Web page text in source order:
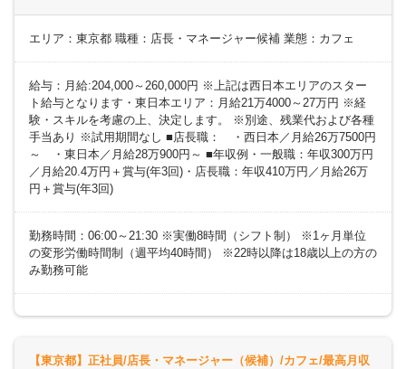
エリア：東京都 職種：店長・マネージャー候補 業態：カフェ
給与：月給:204,000～260,000円 ※上記は西日本エリアのスター
ト給与となります・東日本エリア：月給21万4000～27万円 ※経
験・スキルを考慮の上、決定します。 ※別途、残業代および各種
手当あり ※試用期間なし ■店長職： ・西日本／月給26万7500円
～ ・東日本／月給28万900円～ ■年収例・一般職：年収300万円
／月給20.4万円＋賞与(年3回)・店長職：年収410万円／月給26万
円＋賞与(年3回)
勤務時間：06:00～21:30 ※実働8時間（シフト制） ※1ヶ月単位
の変形労働時間制（週平均40時間） ※22時以降は18歳以上の方の
み勤務可能
【東京都】正社員/店長・マネージャー（候補）/カフェ/最高月収